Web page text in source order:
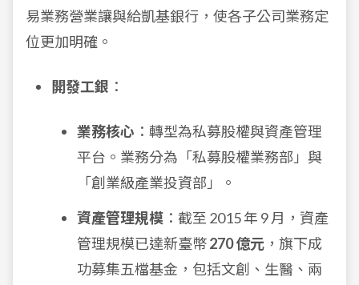
易業務營業讓與給凱基銀行，使各子公司業務定
位更加明確。
開發工銀 ：
業務核心 ：轉型為私募股權與資產管理
平台。業務分為「私募股權業務部」與
「創業級產業投資部」。
資產管理規模 ：截至 2015 年 9 月，資產
管理規模已達新臺幣270 億元 ，旗下成
功募集五檔基金，包括文創、生醫、兩